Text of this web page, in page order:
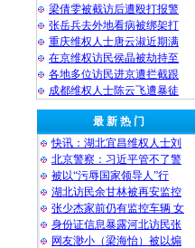
梁倩雯被截访后遭殴打报警
张岳兵去外地看病被绑架打
重庆维权人士唐云淑近期满
在京维权访民侯晶被劫持至
各地多位访民进京遭拦截跟
成都维权人士陈云飞遭暴徒
最 新 热 门
快讯：湖北宜昌维权人士刘
北京警察：习近平管不了警
被以“污辱国家领导人”行
湖北访民余甘林被再安监控
张少杰家前仍有监控车辆 女
身份证信息暴露河北访民张
网友渺小（梁海怡）被以煽